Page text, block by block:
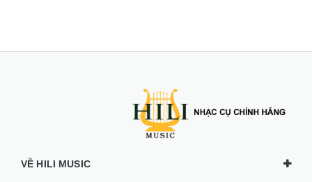
VỀ HILI MUSIC